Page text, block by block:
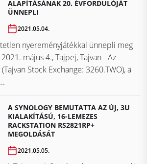
ALAPÍTÁSÁNAK 20. ÉVFORDULÓJÁT
ÜNNEPLI
2021.05.04.
nyereményjátékkal ünnepli meg
május 4., Tajpej, Tajvan - Az
Stock Exchange: 3260.TWO), a
A SYNOLOGY BEMUTATTA AZ ÚJ, 3U
KIALAKÍTÁSÚ, 16-LEMEZES
RACKSTATION RS2821RP+
MEGOLDÁSÁT
2021.05.05.